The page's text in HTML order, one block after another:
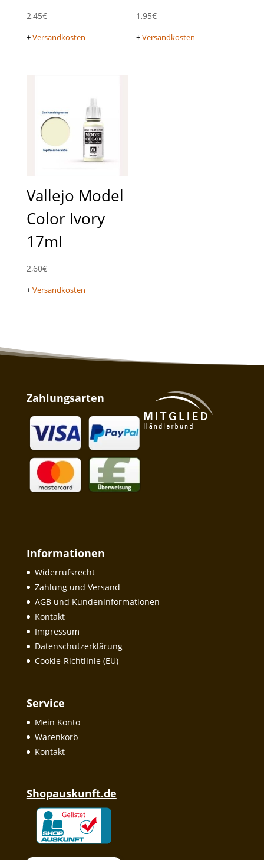
2,45€
+Versandkosten
1,95€
+Versandkosten
Vallejo Model
Color Ivory
17ml
2,60€
+Versandkosten
Zahlungsarten
Informationen
Widerrufsrecht
Zahlung und Versand
AGB und Kundeninformationen
Kontakt
Impressum
Datenschutzerklärung
Cookie-Richtlinie (EU)
Service
Mein Konto
Warenkorb
Kontakt
Shopauskunft.de